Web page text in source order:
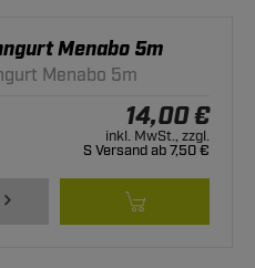
Menabo 5m
Menabo 5m
14,00 €
inkl. MwSt., zzgl.
S Versand ab 7,50 €